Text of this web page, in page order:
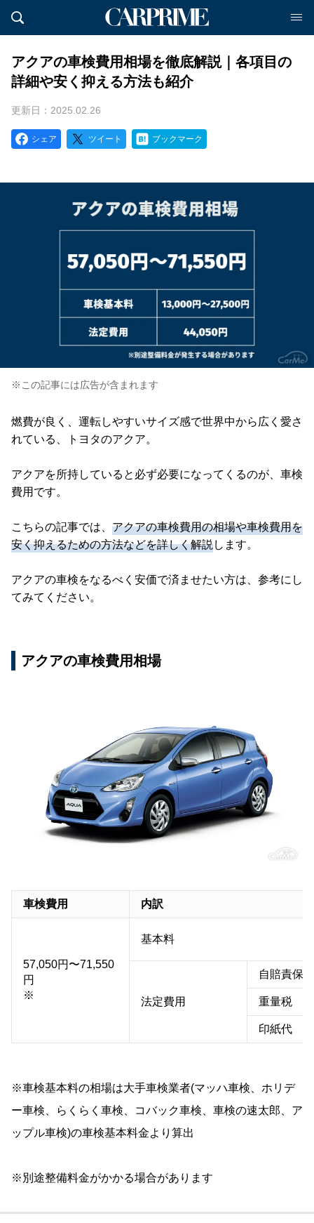
アクアの車検費用相場を徹底解説｜各項目の
詳細や安く抑える方法も紹介
更新日：2025.02.26
シェア ツイート ブックマーク
※この記事には広告が含まれます
燃費が良く、運転しやすいサイズ感で世界中から広く愛さ
れている、トヨタのアクア。
アクアを所持していると必ず必要になってくるのが、車検
費用です。
こちらの記事では、 アクアの車検費用の相場や車検費用を
安く抑えるための方法などを詳しく解説します。
アクアの車検をなるべく安価で済ませたい方は、参考にし
てみてください。
アクアの車検費用相場
車検費用 内訳
57,050円〜71,550
円
※
基本料
法定費用
自賠責保
重量税
印紙代
※車検基本料の相場は大手車検業者(マッハ車検、ホリデ
ー車検、らくらく車検、コバック車検、車検の速太郎、ア
ップル車検)の車検基本料金より算出
※別途整備料金がかかる場合があります